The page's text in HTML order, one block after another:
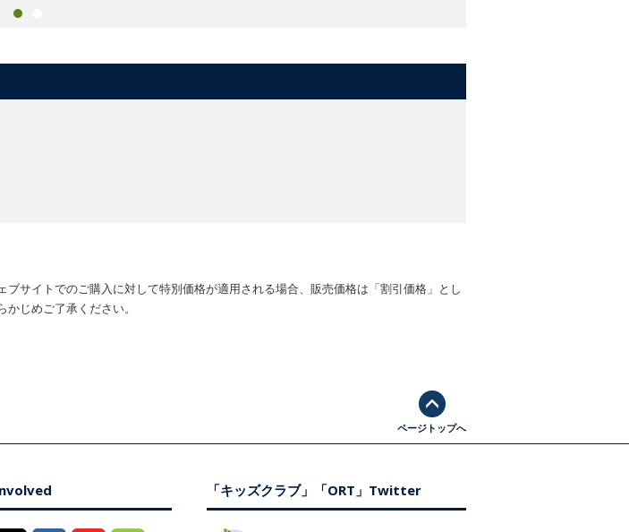
サイトでのご購入に対して特別価格が適用される場合、販売価格は「割引価格」とし
じめご了承ください。
ページトップへ
「キッズクラブ」「ORT」Twitter